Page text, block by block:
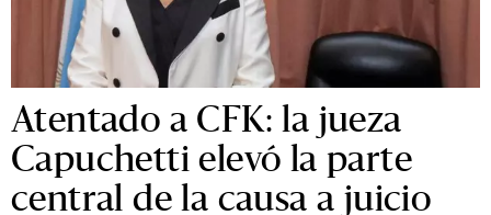
Atentado a CFK: la jueza
Capuchetti elevó la parte
central de la causa a juicio